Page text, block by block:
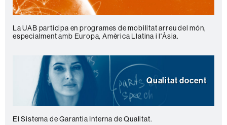
La UAB participa en programes de mobilitat arreu del món,
especialment amb Europa, Amèrica Llatina i l'Àsia.
Qualitat docent
El Sistema de Garantia Interna de Qualitat.